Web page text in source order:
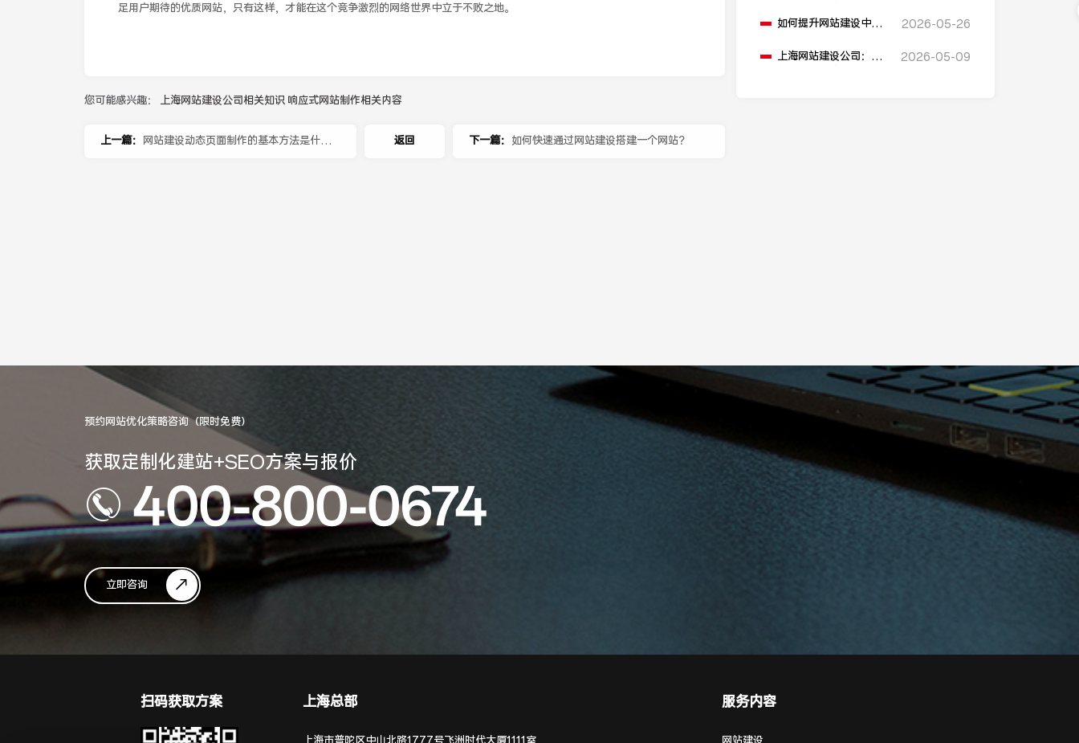
足用户期待的优质网站，只有这样，才能在这个竞争激烈的网络世界中立于不败之地。
您可能感兴趣： 上海网站建设公司相关知识 响应式网站制作相关内容
上一篇： 网站建设动态页面制作的基本方法是什 下一篇： 如何快速通过网站建设搭建一个网站？
返回
本地化网站建设的“优
如何提升网站建设中的
2026-05-26
上海网站建设公司：网
2026-05-09
预约网站优化策略咨询（限时免费）
获取定制化建站+SEO方案与报价
400-800-0674
立即咨询
扫码获取方案 上海总部 服务内容